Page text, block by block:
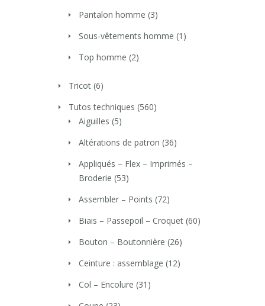
Pantalon homme (3)
Sous-vêtements homme (1)
Top homme (2)
Tricot (6)
Tutos techniques (560)
Aiguilles (5)
Altérations de patron (36)
Appliqués – Flex – Imprimés –
Broderie (53)
Assembler – Points (72)
Biais – Passepoil – Croquet (60)
Bouton – Boutonnière (26)
Ceinture : assemblage (12)
Col – Encolure (31)